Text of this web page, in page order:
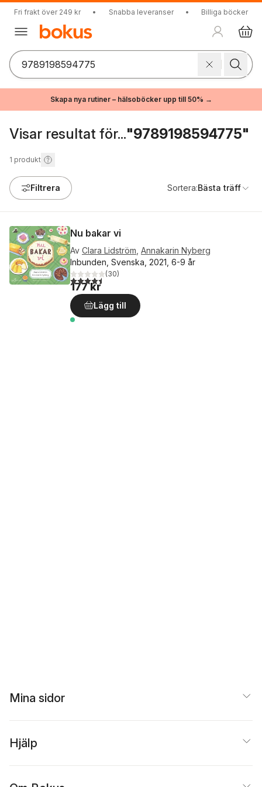
Fri frakt över 249 kr • Snabba leveranser • Billiga böcker
Skapa nya rutiner – hälsoböcker upp till 50% →
Visar resultat för..."9789198594775"
1 produkt
Filtrera Sortera:Bästa träff
Nu bakar vi
Av Clara Lidström Annakarin Nyberg
Inbunden, Svenska, 2021, 6-9 år
4,5utav 5 stjärnor. Totalt antal röster:
(30)
177 kr
Lägg till
Mina sidor
Hjälp